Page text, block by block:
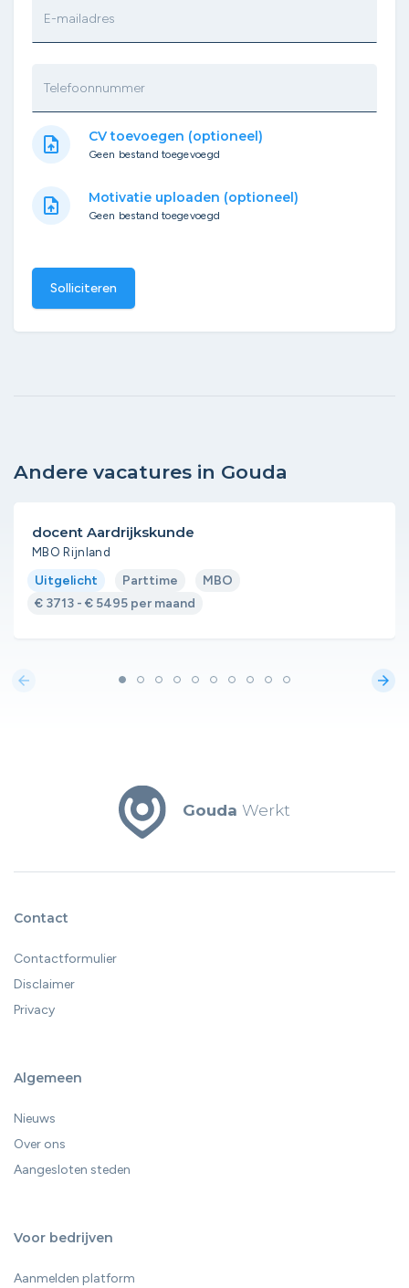
E-mailadres
Telefoonnummer
upload_file CV toevoegen (optioneel)
Geen bestand toegevoegd
upload_file Motivatie uploaden (optioneel)
Geen bestand toegevoegd
Solliciteren
Andere vacatures in Gouda
docent Aardrijkskunde
MBO Rijnland
Uitgelicht Parttime
MBO
€ 3713 - € 5495 per maand
arrow_back arrow_forward
Gouda Werkt
Contact
Contactformulier
Disclaimer
Privacy
Algemeen
Nieuws
Over ons
Aangesloten steden
Voor bedrijven
Aanmelden platform